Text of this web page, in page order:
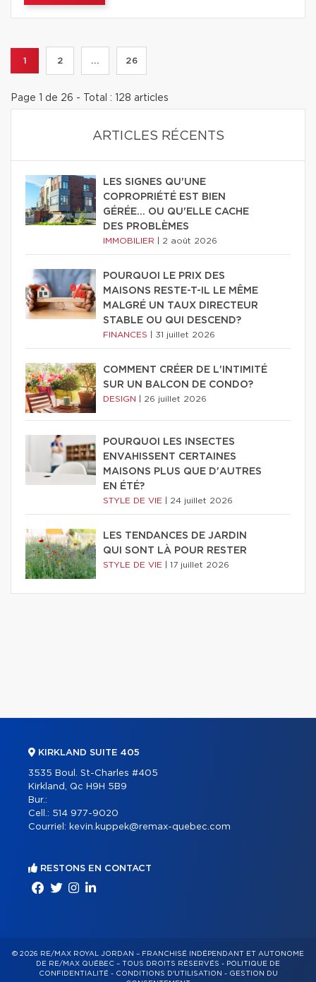
1 2 ... 26
Page 1 de 26 - Total : 128 articles
ARTICLES RÉCENTS
LES SIGNES QU'UNE
COPROPRIÉTÉ EST BIEN
GÉRÉE… OU QU'ELLE CACHE
DES PROBLÈMES
IMMOBILIER 2 août 2026
POURQUOI LE PRIX DES
MAISONS RESTE-T-IL LE MÊME
MALGRÉ UN TAUX DIRECTEUR
STABLE OU QUI DESCEND?
FINANCES 31 juillet 2026
COMMENT CRÉER DE L'INTIMITÉ
SUR UN BALCON DE CONDO?
DESIGN 26 juillet 2026
POURQUOI LES INSECTES
ENVAHISSENT CERTAINES
MAISONS PLUS QUE D'AUTRES
EN ÉTÉ?
STYLE DE VIE 24 juillet 2026
LES TENDANCES DE JARDIN
QUI SONT LÀ POUR RESTER
STYLE DE VIE 17 juillet 2026
KIRKLAND SUITE 405
3535 Boul. St-Charles #405
Kirkland, Qc H9H 5B9
Bur.:
Cell.: 514 977-9020
Courriel: kevin.kuppek@remax-quebec.com
RESTONS EN CONTACT
© 2026 RE/MAX ROYAL JORDAN – FRANCHISÉ INDÉPENDANT ET AUTONOME
DE RE/MAX QUÉBEC – TOUS DROITS RÉSERVÉS - POLITIQUE DE
CONFIDENTIALITÉ- CONDITIONS D'UTILISATION - GESTION DU